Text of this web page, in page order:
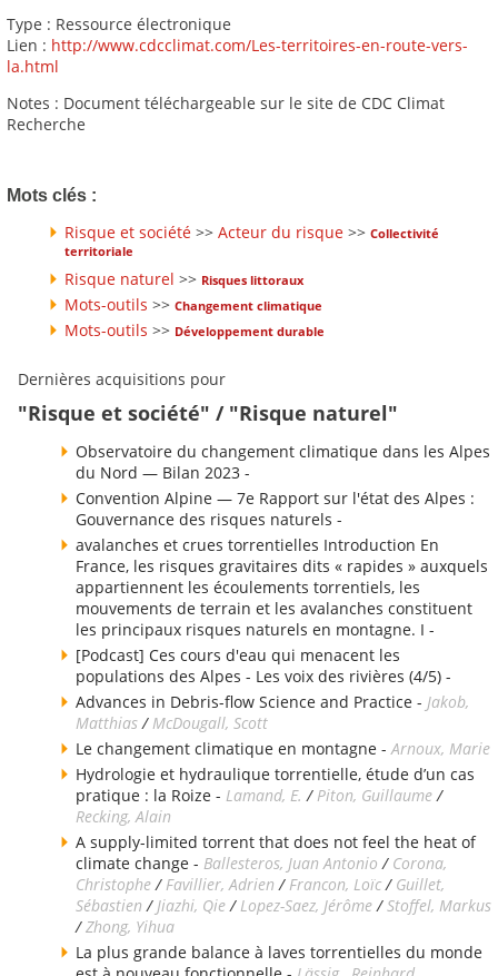
Type : Ressource électronique
Lien : http://www.cdcclimat.com/Les-territoires-en-route-vers-
la.html
Notes : Document téléchargeable sur le site de CDC Climat
Recherche
Mots clés :
Risque et société >> Acteur du risque >> Collectivité
territoriale
Risque naturel >> Risques littoraux
Mots-outils >> Changement climatique
Mots-outils >> Développement durable
Dernières acquisitions pour
"Risque et société" / "Risque naturel"
Observatoire du changement climatique dans les Alpes
du Nord — Bilan 2023 -
Convention Alpine — 7e Rapport sur l'état des Alpes :
Gouvernance des risques naturels -
avalanches et crues torrentielles Introduction En
France, les risques gravitaires dits « rapides » auxquels
appartiennent les écoulements torrentiels, les
mouvements de terrain et les avalanches constituent
les principaux risques naturels en montagne. I -
[Podcast] Ces cours d'eau qui menacent les
populations des Alpes - Les voix des rivières (4/5) -
Advances in Debris-flow Science and Practice - Jakob,
Matthias/McDougall, Scott
Le changement climatique en montagne -Arnoux, Marie
Hydrologie et hydraulique torrentielle, étude d’un cas
pratique : la Roize - Lamand, E. / Piton, Guillaume/
Recking, Alain
A supply-limited torrent that does not feel the heat of
climate change - Ballesteros, Juan Antonio / Corona,
Christophe/ Favillier, Adrien / Francon, Loïc/ Guillet,
Sébastien / Jiazhi, Qie/ Lopez-Saez, Jérôme/Stoffel, Markus
/Zhong, Yihua
La plus grande balance à laves torrentielles du monde